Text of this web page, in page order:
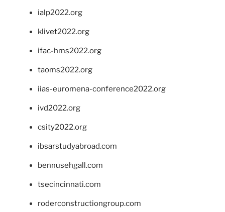
ialp2022.org
klivet2022.org
ifac-hms2022.org
taoms2022.org
iias-euromena-conference2022.org
ivd2022.org
csity2022.org
ibsarstudyabroad.com
bennusehgall.com
tsecincinnati.com
roderconstructiongroup.com